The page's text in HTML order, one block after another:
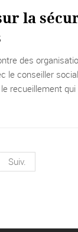
la
des
le conseiller
recueillement
Suiv.